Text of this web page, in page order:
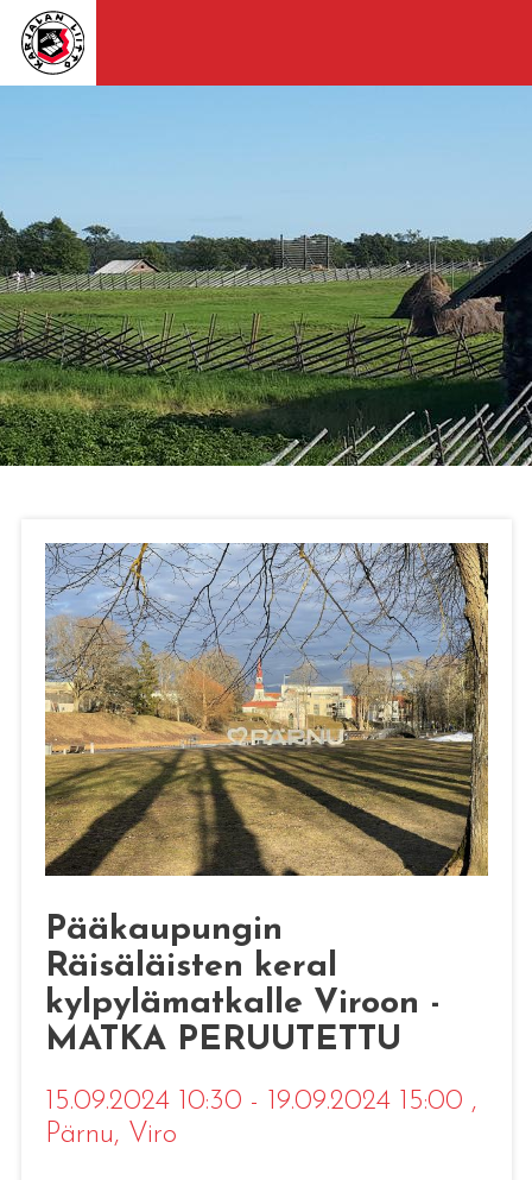
Pääkaupungin
Räisäläisten keral
kylpylämatkalle Viroon -
MATKA PERUUTETTU
15.09.2024 10:30 - 19.09.2024 15:00 ,
Pärnu, Viro